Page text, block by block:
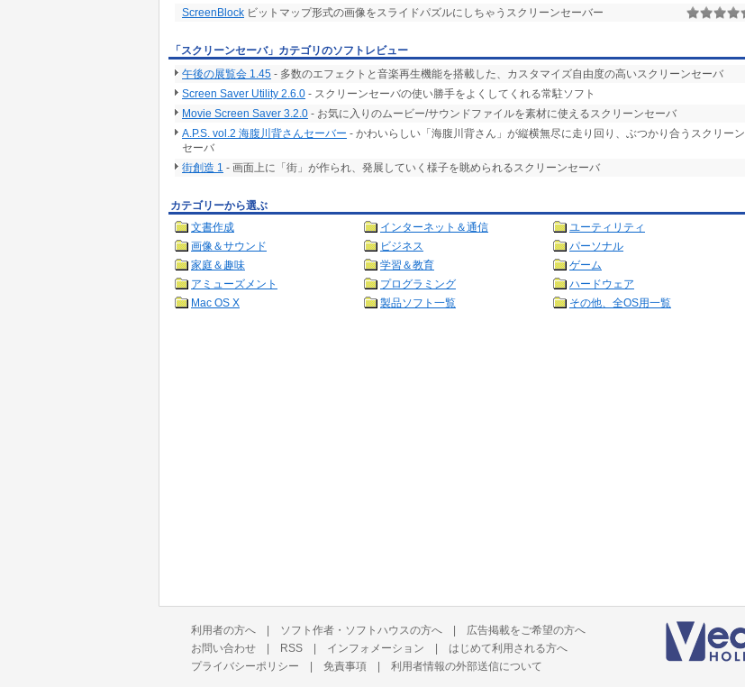
ScreenBlock ビットマップ形式の画像をスライドパズルにしちゃうスクリーンセーバー
「スクリーンセーバ」カテゴリのソフトレビュー
午後の展覧会 1.45 - 多数のエフェクトと音楽再生機能を搭載した、カスタマイズ自由度の高いスクリーンセーバ
Screen Saver Utility 2.6.0 - スクリーンセーバの使い勝手をよくしてくれる常駐ソフト
Movie Screen Saver 3.2.0 - お気に入りのムービー/サウンドファイルを素材に使えるスクリーンセーバ
A.P.S. vol.2 海腹川背さんセーバー - かわいらしい「海腹川背さん」が縦横無尽に走り回り、ぶつかり合うスクリーン
セーバ
街創造 1 - 画面上に「街」が作られ、発展していく様子を眺められるスクリーンセーバ
カテゴリーから選ぶ
文書作成
インターネット＆通信
ユーティリティ
画像＆サウンド
ビジネス
パーソナル
家庭＆趣味
学習＆教育
ゲーム
アミューズメント
プログラミング
ハードウェア
Mac OS X
製品ソフト一覧 その他、全OS用一覧
利用者の方へ | ソフト作者・ソフトハウスの方へ | 広告掲載をご希望の方へ
お問い合わせ | RSS | インフォメーション | はじめて利用される方へ
プライバシーポリシー | 免責事項 | 利用者情報の外部送信について